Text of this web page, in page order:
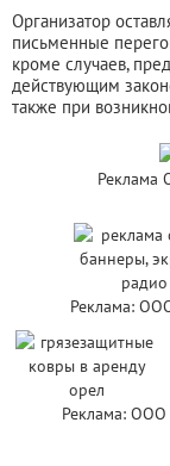
Организатор
письменные
кроме случаев,
действующим
также при
Реклама
Реклама:
Реклама: ООО